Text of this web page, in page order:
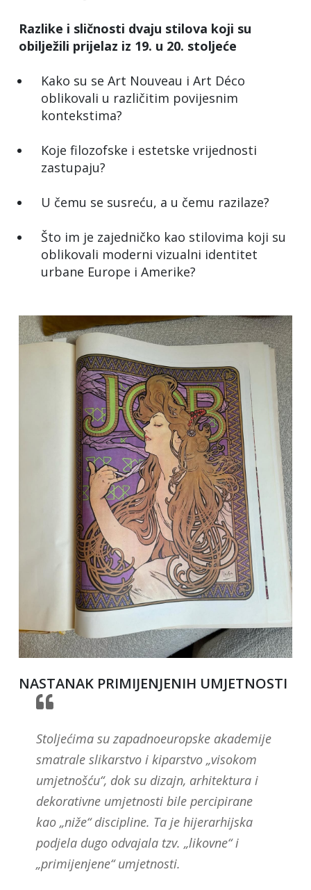
Razlike i sličnosti dvaju stilova koji su
obilježili prijelaz iz 19. u 20. stoljeće
Kako su se Art Nouveau i Art Déco
oblikovali u različitim povijesnim
kontekstima?
Koje filozofske i estetske vrijednosti
zastupaju?
U čemu se susreću, a u čemu razilaze?
Što im je zajedničko kao stilovima koji su
oblikovali moderni vizualni identitet
urbane Europe i Amerike?
NASTANAK PRIMIJENJENIH UMJETNOSTI
Stoljećima su zapadnoeuropske akademije
smatrale slikarstvo i kiparstvo „visokom
umjetnošću“, dok su dizajn, arhitektura i
dekorativne umjetnosti bile percipirane
kao „niže“ discipline. Ta je hijerarhijska
podjela dugo odvajala tzv. „likovne“ i
„primijenjene“ umjetnosti.